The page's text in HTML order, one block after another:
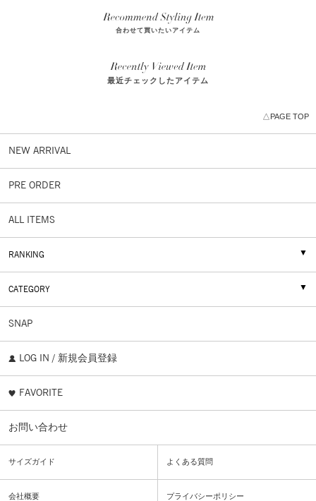
合わせて買いたいアイテム
最近チェックしたアイテム
△PAGE TOP
NEW ARRIVAL
PRE ORDER
ALL ITEMS
RANKING
CATEGORY
SNAP
LOG IN / 新規会員登録
FAVORITE
お問い合わせ
サイズガイド よくある質問
会社概要 プライバシーポリシー